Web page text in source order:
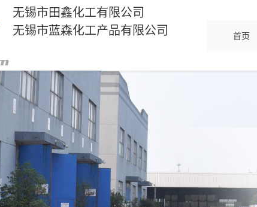
无锡市田鑫化工有限公司
无锡市蓝森化工产品有限公司
首页